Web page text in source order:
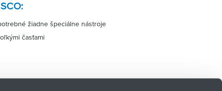
žiadne špeciálne nástroje
časťami